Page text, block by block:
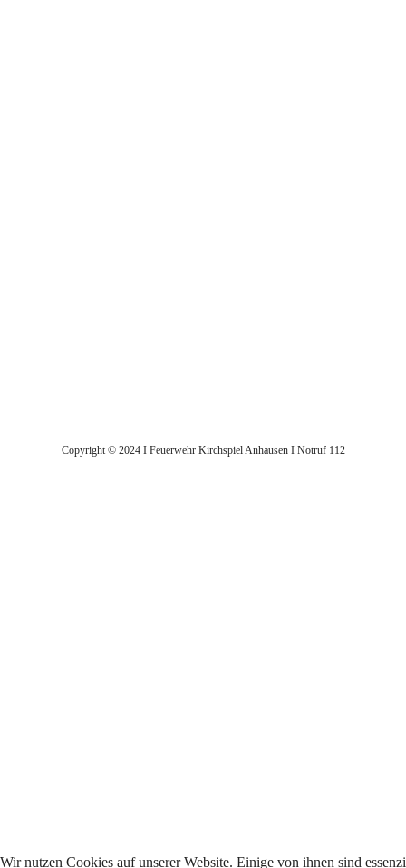
Copyright © 2024 I Feuerwehr Kirchspiel Anhausen I Notruf 112
Wir nutzen Cookies auf unserer Website. Einige von ihnen sind